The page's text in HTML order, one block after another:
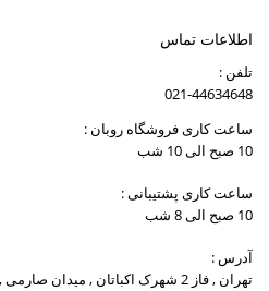
اطلاعات تماس
تلفن :
021-44634648
ساعت کاری فروشگاه روبان :
10 صبح الی 10 شب
ساعت کاری پشتیبانی :
10 صبح الی 8 شب
آدرس :
تهران , فاز 2 شهرک اکباتان ,